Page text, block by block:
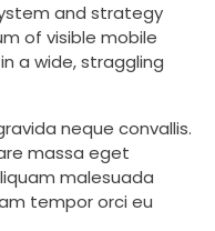
and strategy
of visible mobile
a wide, straggling
neque convallis.
massa eget
malesuada
tempor orci eu